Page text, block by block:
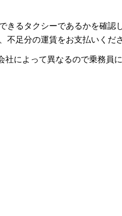
きるタクシーであるかを確認
不足分の運賃をお支払いくださ
によって異なるので乗務員